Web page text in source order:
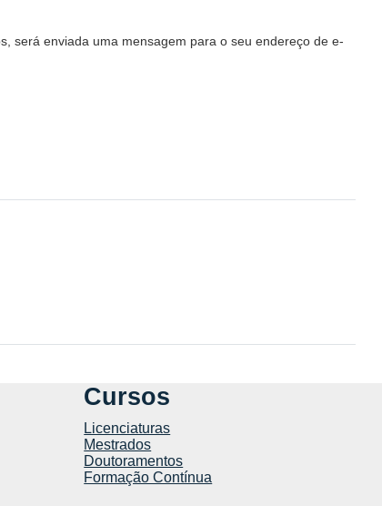
será enviada uma mensagem para o seu endereço de e-
Cursos
Licenciaturas
Mestrados
Doutoramentos
Formação Contínua